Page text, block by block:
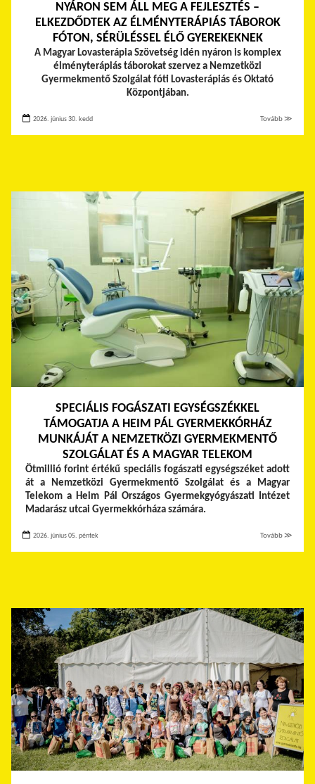
NYÁRON SEM ÁLL MEG A FEJLESZTÉS –
ELKEZDŐDTEK AZ ÉLMÉNYTERÁPIÁS TÁBOROK
FÓTON, SÉRÜLÉSSEL ÉLŐ GYEREKEKNEK
A Magyar Lovasterápia Szövetség idén nyáron is komplex
élményterápiás táborokat szervez a Nemzetközi
Gyermekmentő Szolgálat fóti Lovasterápiás és Oktató
Központjában.
2026. június 30. kedd Tovább ≫
SPECIÁLIS FOGÁSZATI EGYSÉGSZÉKKEL
TÁMOGATJA A HEIM PÁL GYERMEKKÓRHÁZ
MUNKÁJÁT A NEMZETKÖZI GYERMEKMENTŐ
SZOLGÁLAT ÉS A MAGYAR TELEKOM
Ötmillió forint értékű speciális fogászati egységszéket adott
át a Nemzetközi Gyermekmentő Szolgálat és a Magyar
Telekom a Heim Pál Országos Gyermekgyógyászati Intézet
Madarász utcai Gyermekkórháza számára.
2026. június 05. péntek Tovább ≫